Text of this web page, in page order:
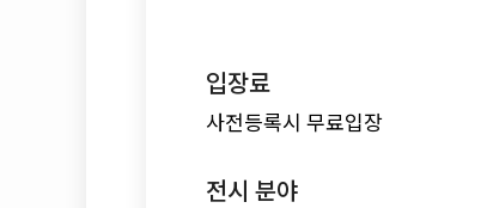
입장료
사전등록시 무료입장
전시 분야